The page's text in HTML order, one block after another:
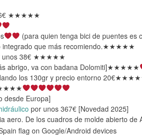
★★★★★
(para quien tenga bici de puentes es
integrado que más recomiendo.★★★★★
unos 38€ ★★★★★
abrigo, va con badana Dolomiti]★★★★★
los 130gr y precio entorno
desde Europa]
por unos 367€ [Novedad 2025]
aero. De los cuadros de molde abierto de